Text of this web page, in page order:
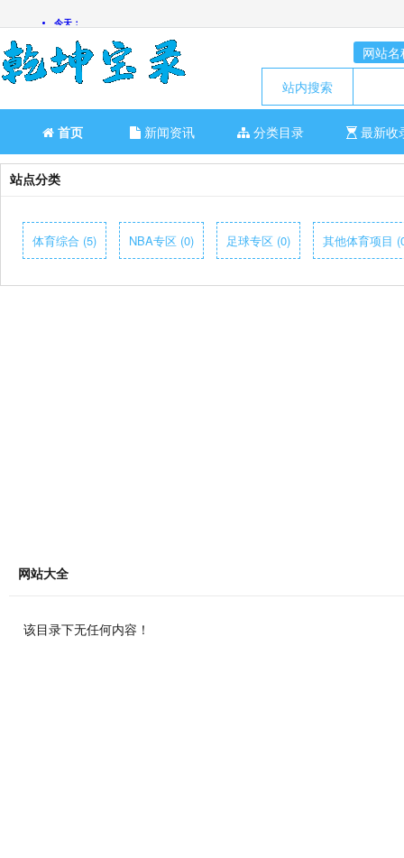
网站名
站内搜索
首页 新闻资讯 分类目录 最新收
站点分类
体育综合 (5) NBA专区 (0) 足球专区 (0) 其他体育项目
网站大全
该目录下无任何内容！